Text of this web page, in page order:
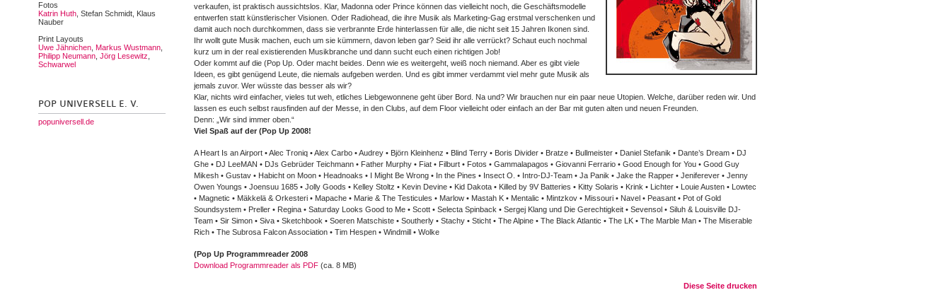
Fotos
Katrin Huth, Stefan Schmidt, Klaus
Nauber
Print Layouts
Uwe Jähnichen, Markus Wustmann,
Philipp Neumann, Jörg Lesewitz
Schwarwel
POP UNIVERSELL E. V.
popuniversell.de
verkaufen, ist praktisch aussichtslos. Klar, Madonna oder Prince können das vielleicht noch, die Geschäftsmodelle
entwerfen statt künstlerischer Visionen. Oder Radiohead, die ihre Musik als Marketing-Gag erstmal verschenken und
damit auch noch durchkommen, dass sie verbrannte Erde hinterlassen für alle, die nicht seit 15 Jahren Ikonen sind.
Ihr wollt gute Musik machen, euch um sie kümmern, davon leben gar? Seid ihr alle verrückt? Schaut euch nochmal
kurz um in der real existierenden Musikbranche und dann sucht euch einen richtigen Job!
Oder kommt auf die (Pop Up. Oder macht beides. Denn wie es weitergeht, weiß noch niemand. Aber es gibt viele
Ideen, es gibt genügend Leute, die niemals aufgeben werden. Und es gibt immer verdammt viel mehr gute Musik als
jemals zuvor. Wer wüsste das besser als wir?
Klar, nichts wird einfacher, vieles tut weh, etliches Liebgewonnene geht über Bord. Na und? Wir brauchen nur ein paar neue Utopien. Welche, darüber reden wir. Und
lassen es euch selbst rausfinden auf der Messe, in den Clubs, auf dem Floor vielleicht oder einfach an der Bar mit guten alten und neuen Freunden.
Denn: „Wir sind immer oben.“
Viel Spaß auf der (Pop Up 2008!
A Heart Is an Airport • Alec Troniq • Alex Carbo • Audrey • Björn Kleinhenz • Blind Terry • Boris Divider • Bratze • Bullmeister • Daniel Stefanik • Dante’s Dream • DJ
Ghe • DJ LeeMAN • DJs Gebrüder Teichmann • Father Murphy • Fiat • Filburt • Fotos • Gammalapagos • Giovanni Ferrario • Good Enough for You • Good Guy
Mikesh • Gustav • Habicht on Moon • Headnoaks • I Might Be Wrong • In the Pines • Insect O. • Intro-DJ-Team • Ja Panik • Jake the Rapper • Jeniferever • Jenny
Owen Youngs • Joensuu 1685 • Jolly Goods • Kelley Stoltz • Kevin Devine • Kid Dakota • Killed by 9V Batteries • Kitty Solaris • Krink • Lichter • Louie Austen • Lowtec
• Magnetic • Mäkkelä & Orkesteri • Mapache • Marie & The Testicules • Marlow • Mastah K • Mentalic • Mintzkov • Missouri • Navel • Peasant • Pot of Gold
Soundsystem • Preller • Regina • Saturday Looks Good to Me • Scott • Selecta Spinback • Sergej Klang und Die Gerechtigkeit • Sevensol • Siluh & Louisville DJ-
Team • Sir Simon • Siva • Sketchbook • Soeren Matschiste • Southerly • Stachy • Sticht • The Alpine • The Black Atlantic • The LK • The Marble Man • The Miserable
Rich • The Subrosa Falcon Association • Tim Hespen • Windmill • Wolke
(Pop Up Programmreader 2008
Download Programmreader als PDF(ca. 8 MB)
Diese Seite drucken